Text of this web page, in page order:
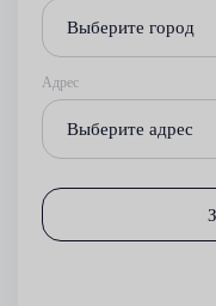
Выберите город
Адрес
Выберите адрес